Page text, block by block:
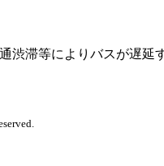
滞等によりバスが遅